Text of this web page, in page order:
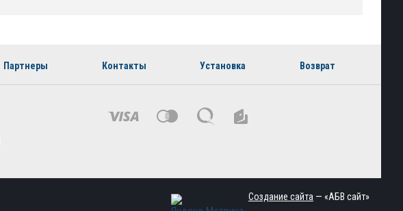
Партнеры Контакты Установка Возврат
Создание сайта — «АБВ сайт»